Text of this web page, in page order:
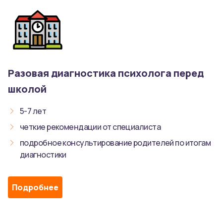
Разовая диагностика психолога перед
школой
5-7 лет
четкие рекомендации от специалиста
подробное консультирование родителей по итогам
диагностики
Подробнее